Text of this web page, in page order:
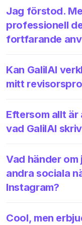
Jag förstod.
professionell
fortfarande
Kan GalilAI
mitt
Eftersom allt är
vad GalilAI
Vad händer
andra sociala
Instagram?
Cool, men